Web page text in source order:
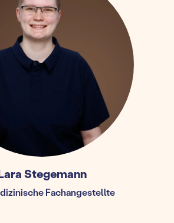
Stegemann
Fachangestellte